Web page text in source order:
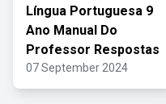
Língua Portuguesa 9
Ano Manual Do
Professor Respostas
07 September 2024